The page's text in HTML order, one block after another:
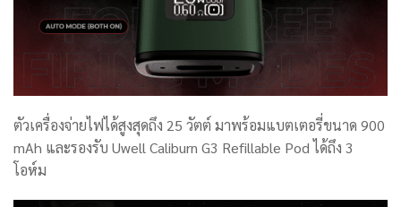
ตัวเครื่องจ่ายไฟได้สูงสุดถึง 25 วัตต์ มาพร้อมแบตเตอรี่ขนาด 900
mAh และรองรับ Uwell Caliburn G3 Refillable Pod ได้ถึง 3
โอห์ม